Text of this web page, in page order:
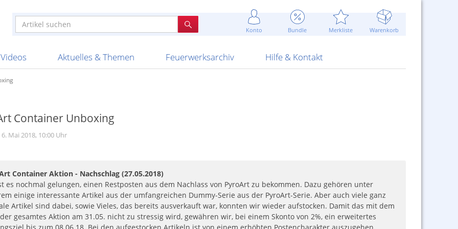
Konto Bundle Merkliste Warenkorb
Schallerzeuger P1
Feuerwerk T1
Schachteln und Attrappen
Streich- und Bengalhölzer
Blitzschnell...
Sommerpreise u.v.m.
Videos
Knallkörper
Batterien
Aktuelles & Themen
Ladenverkauf 2024
20 Jahre Feuerwerksvitrine
Ausnahmegenehmigung
Sammlertreffen
Feuerwerksarchiv
Fireworks Apel Feuerwerk Argento Feuerwerk ARS Pirotecnia
BKV Vuurwerk Bothmer Pyrotechnik
Hilfe & Kontakt
Bestellschluss
Altersnachweis
Versanddienste
Gewerbetreibende
Kontaktformular
AGB
Container Unboxing
Mai 2018, 10:00 Uhr
Container Aktion - Nachschlag (27.05.2018)
es nochmal gelungen, einen Restposten aus dem Nachlass von PyroArt zu bekommen. Dazu gehören unter
einige interessante Artikel aus der umfangreichen Dummy-Serie aus der PyroArt-Serie. Aber auch viele ganz
Artikel sind dabei, sowie Vieles, das bereits ausverkauft war, konnten wir wieder aufstocken. Damit das mit dem
gesamtes Aktion am 31.05. nicht zu stressig wird, gewähren wir, bei einem Skonto von 2%, ein erweitertes